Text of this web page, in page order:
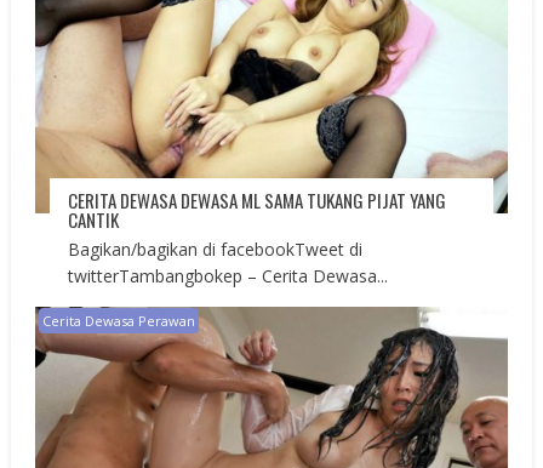
CERITA DEWASA DEWASA ML SAMA TUKANG PIJAT YANG
CANTIK
Bagikan/bagikan di facebookTweet di
twitterTambangbokep – Cerita Dewasa...
Cerita Dewasa Perawan